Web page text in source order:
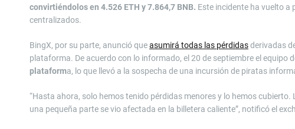
convirtiéndolos en 4.526 ETH y 7.864,7 BNB. Este incidente ha vuelto a
centralizados.
BingX, por su parte, anunció queasumirá todas las pérdidasderivadas
plataforma. De acuerdo con lo informado, el 20 de septiembre el equipo
plataforma, lo que llevó a la sospecha de una incursión de piratas
“Hasta ahora, solo hemos tenido pérdidas menores y lo hemos
una pequeña parte se vio afectada en la billetera caliente”, notificó el